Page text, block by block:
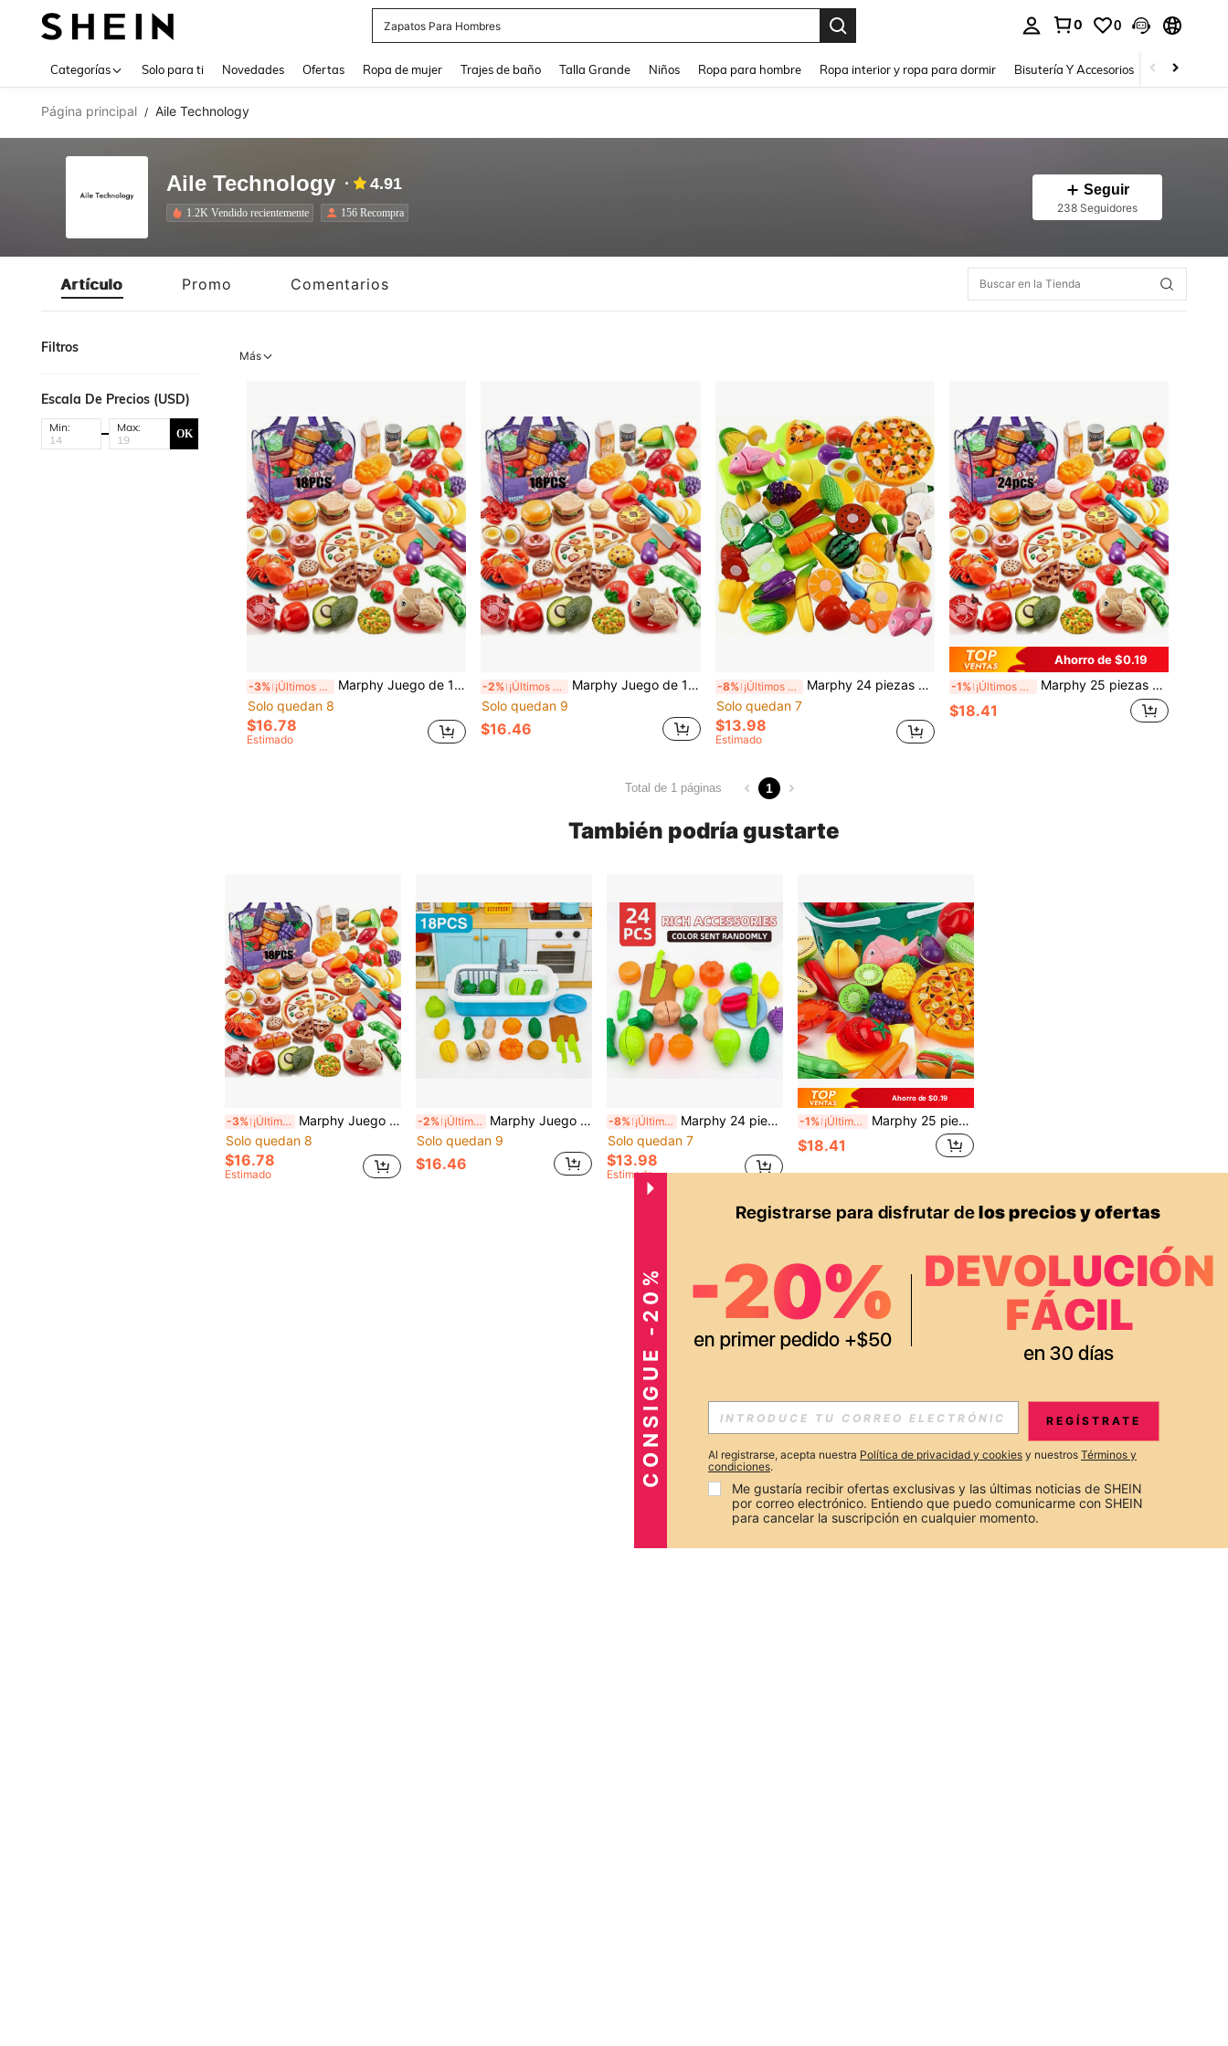
Zapatos Para Hombres
0 0
Categorías Solo para ti Novedades Ofertas Ropa de mujer Trajes de baño Talla Grande Niños Ropa para hombre Ropa interior y ropa para dormir Bisutería Y Accesorios Zapatos
Página principal / Aile Technology
Aile Technology 4.91
1.2K Vendido recientemente 156 Recompra
Seguir
238 Seguidores
Artículo Promo Comentarios
Filtros
Escala De Precios (USD)
Min: Max: OK
Más
-3% ¡Últimos 3 días
Marphy Juego de 18 piezas de juguetes de cocina realistas premium, combinación de frutas y verduras para cortar en miniatura - Juguete de simulación divertido para el desarrollo de habilidades de educación temprana infantil, opción perfecta para fiesta de cumpleaños
Solo quedan 8
$16.78
Estimado
-2% ¡Últimos 3 días
Marphy Juego de 18 piezas de juguetes de cocina premium realistas, combinación de frutas y verduras para cortar en miniatura - Juguete de simulación divertido para el desarrollo de habilidades de educación temprana infantil, opción perfecta para fiesta de cumpleaños
Solo quedan 9
$16.46
-8% ¡Últimos 3 días
Marphy 24 piezas Juguete de comida realista y divertida para cortar, frutas y verduras, juego de comida de imitación, adecuado para el desarrollo de habilidades básicas tempranas, regalo de Navidad, Acción de Gracias, bolsa de regalo para fiesta infantil, regalo de fiesta de cumpleaños
Solo quedan 7
$13.98
Estimado
Ahorro de $0.19
-1% ¡Últimos 3 días Marphy 25 piezas de juguetes de comida, frutas y verduras de corte divertidos, juego de juguetes de comida de juego, adecuado para el desarrollo de habilidades básicas tempranas, regalos de fiesta infantil, regalos de cumpleaños, regalos de Navidad y Acción de Gracias
$18.41
Total de 1 páginas 1
También podría gustarte
-3% ¡Últimos 3 días
Marphy Juego de 18 piezas de juguetes de cocina realistas premium, combinación de frutas y verduras para cortar en miniatura - Juguete de simulación divertido para el desarrollo de habilidades de educación temprana infantil, opción perfecta para fiesta de cumpleaños
Solo quedan 8
$16.78
Estimado
-2% ¡Últimos 3 días
Marphy Juego de 18 piezas de juguetes de cocina premium realistas, combinación de frutas y verduras para cortar en miniatura - Juguete de simulación divertido para el desarrollo de habilidades de educación temprana infantil, opción perfecta para fiesta de cumpleaños
Solo quedan 9
$16.46
-8% ¡Últimos 3 días
Marphy 24 piezas Juguete de comida realista y divertida para cortar, frutas y verduras, juego de comida de imitación, adecuado para el desarrollo de habilidades básicas tempranas, regalo de Navidad, Acción de Gracias, bolsa de regalo para fiesta infantil, regalo de fiesta de cumpleaños
Solo quedan 7
$13.98
Estimado
Ahorro de $0.19
-1% ¡Últimos 3 días Marphy 25 piezas de juguetes de comida, frutas y verduras de corte divertidos, juego de juguetes de comida de juego, adecuado para el desarrollo de habilidades básicas tempranas, regalos de fiesta infantil, regalos de cumpleaños, regalos de Navidad y Acción de Gracias
$18.41
CONSIGUE -20% REGÍSTRATE
Al registrarse, acepta nuestra Política de privacidad y cookies y nuestros Términos y
condiciones.
Me gustaría recibir ofertas exclusivas y las últimas noticias de SHEIN
por correo electrónico. Entiendo que puedo comunicarme con SHEIN
para cancelar la suscripción en cualquier momento.